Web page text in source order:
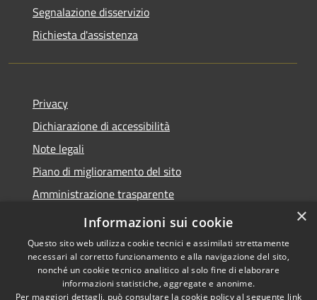
Segnalazione disservizio
Richiesta d'assistenza
Privacy
Dichiarazione di accessibilità
Note legali
Piano di miglioramento del sito
Amministrazione trasparente
Albo Pretorio
Copyright © 2026 • Comune di
×
Informazioni sui cookie
Questo sito web utilizza cookie tecnici e assimilati strettamente
necessari al corretto funzionamento e alla navigazione del sito,
nonché un cookie tecnico analitico al solo fine di elaborare
informazioni statistiche, aggregate e anonime.
Per maggiori dettagli, può consultare la cookie policy al seguente link